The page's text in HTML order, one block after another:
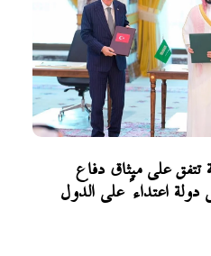
تتفق على ميثاق دفاع
اعتداءً على الدول